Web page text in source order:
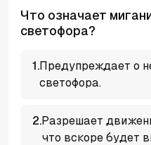
Что означает
светофора?
1.Предупреждает о
светофора.
2.Разрешает
что вскоре будет